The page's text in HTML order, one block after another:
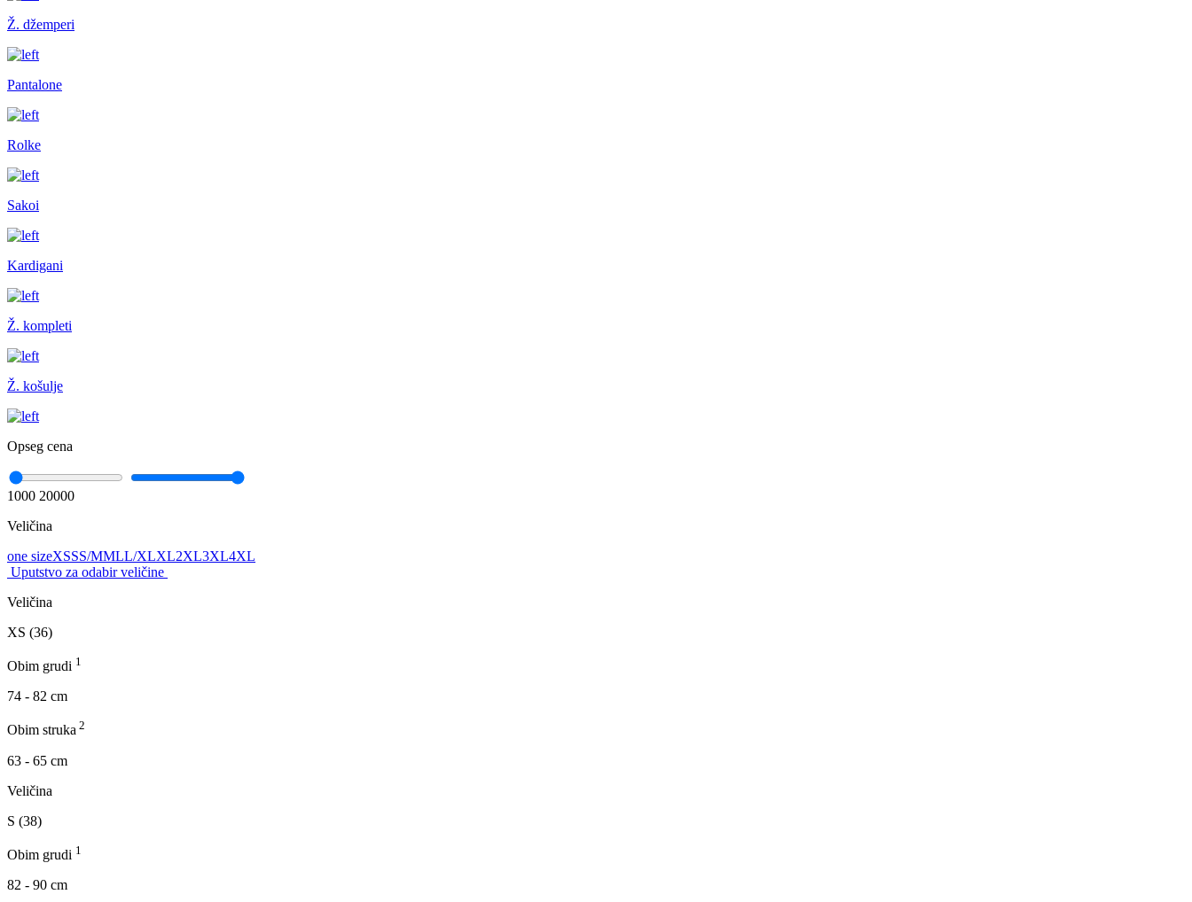
Ž. džemperi
Pantalone
Rolke
Sakoi
Kardigani
Ž. kompleti
Ž. košulje
Opseg cena
1000 20000
Veličina
one sizeXSSS/MMLL/XLXL2XL3XL4XL
Uputstvo za odabir veličine
Veličina
XS (36)
Obim grudi 1
74 - 82 cm
Obim struka 2
63 - 65 cm
Veličina
S (38)
Obim grudi 1
82 - 90 cm